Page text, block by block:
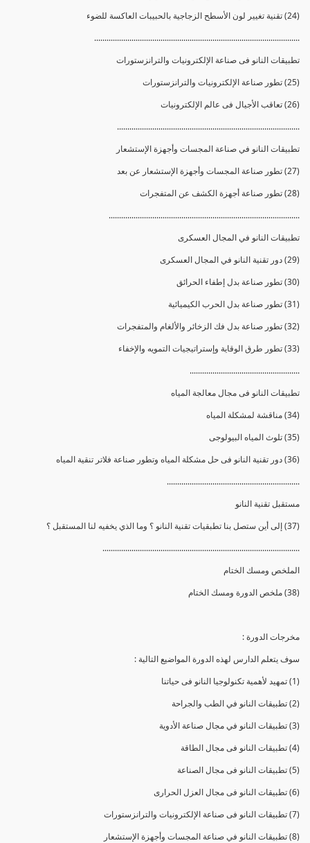
(24) تقنية تغيير لون الأسطح الزجاجية بالحبيبات العاكسة للضوء
...................................................................................................
تطبيقات النانو فى صناعة الإلكترونيات والترانزستورات
(25) تطور صناعة الإلكترونيات والترانزستورات
(26) تعاقب الأجيال فى عالم الإلكترونيات
........................................................................................
تطبيقات النانو في صناعة المجسات وأجهزة الإستشعار
(27) تطور صناعة المجسات وأجهزة الإستشعار عن بعد
(28) تطور صناعة أجهزة الكشف عن المتفجرات
............................................................................................
تطبيقات النانو في المجال العسكرى
(29) دور تقنية النانو في المجال العسكرى
(30) تطور صناعة بدل إطفاء الحرائق
(31) تطور صناعة بدل الحرب الكيميائية
(32) تطور صناعة بدل فك الزخائر والألغام والمتفجرات
(33) تطور طرق الوقاية وإستراتيجيات التمويه والإخفاء
.....................................................
تطبيقات النانو فى مجال معالجة المياه
(34) مناقشة لمشكلة المياه
(35) تلوث المياه البيولوجى
(36) دور تقنية النانو فى حل مشكلة المياه وتطور صناعة فلاتر تنقية المياه
................................................................
مستقبل تقنية النانو
(37) إلى أين ستصل بنا تطبقيات تقنية النانو ؟ وما الذي يخفيه لنا المستقبل ؟
...............................................................................................
الملخص ومسك الختام
(38) ملخص الدورة ومسك الختام
مخرجات الدورة :
سوف يتعلم الدارس لهذه الدورة المواضيع التالية :
(1) تمهيد لأهمية تكنولوجيا النانو فى حياتنا
(2) تطبيقات النانو في الطب والجراحة
(3) تطبيقات النانو في مجال صناعة الأدوية
(4) تطبيقات النانو فى مجال الطاقة
(5) تطبيقات النانو فى مجال الصناعة
(6) تطبيقات النانو فى مجال العزل الحرارى
(7) تطبيقات النانو فى صناعة الإلكترونيات والترانزستورات
(8) تطبيقات النانو في صناعة المجسات وأجهزة الإستشعار